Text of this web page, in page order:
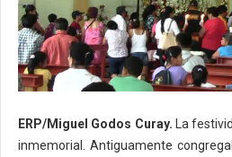
ERP/Miguel Godos Curay. La
inmemorial. Antiguamente